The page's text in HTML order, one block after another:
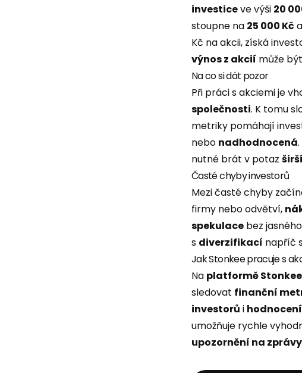
investiceve výši 20
stoupne na 25 000 Kč
Kč na akcii, získá
výnos z akcií může
Na co si dát pozor
Při práci s akciemi je
společnosti. K tomu
metriky pomáhají
nebo nadhodnocená
nutné brát v potaz širší
Časté chyby investorů
Mezi časté chyby
firmy nebo odvětví,
spekulace bez
s diverzifikací napříč
Jak Stonkee pracuje s
Na platformě Stonkee
sledovat finanční
investorů i
umožňuje rychle
upozornění na